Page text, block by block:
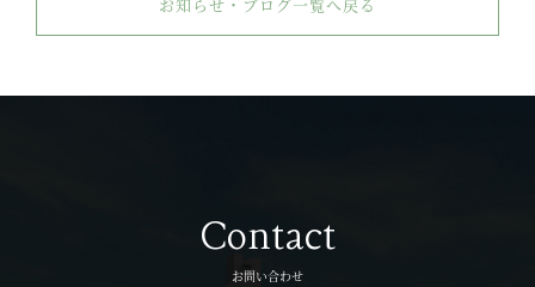
お知らせ・ブログ一覧へ戻る
Contact
お問い合わせ